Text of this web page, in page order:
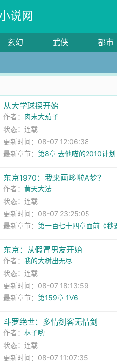
说网
玄幻 武侠 都市
从大学球探开始
作者： 肉末大茄子
状态：连载
更新时间：08-07 12:06:38
最新章节：第8章 去他喵的2010计划
东京1970：我来画哆啦A梦？
作者：黄天大法
状态：连载
更新时间：08-07 23:25:05
最新章节：第一百七十四章面前《秒
东京：从假冒男友开始
作者：我的大树出无尽
状态：连载
更新时间：08-07 18:13:59
最新章节：第159章 1V6
斗罗绝世：多情剑客无情剑
作者：林子哟
状态：连载
更新时间：08-07 11:07:35